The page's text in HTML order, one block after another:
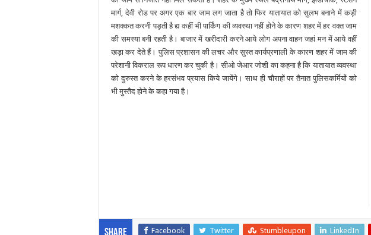
मार्ग, देवी रोड पर अगर एक बार जाम लग जाता है तो फिर यातायात को सुलभ बनाने में कड़ी
मशक्कत करनी पड़ती है द्य कहीं भी पार्किंग की व्यवस्था नहीं होने के कारण शहर में हर वक्त जाम
की समस्या बनी रहती है। बाजार में खरीदारी करने आये लोग अपना वाहन जहां मन में आये वहीं
खड़ा कर देते हैं। पुलिस प्रशासन की लचर और सुस्त कार्यप्रणाली के कारण शहर में जाम की
परेशानी विकराल रूप धारण कर चुकी है। सीओ जेआर जोशी का कहना है कि यातायात व्यवस्था
को दुरुस्त करने के हरसंभव प्रयास किये जायेंगे। साथ ही चौराहों पर तैनात पुलिसकर्मियों को
भी मुस्तैद होने के कहा गया है।
Facebook Twitter Stumbleupon LinkedIn